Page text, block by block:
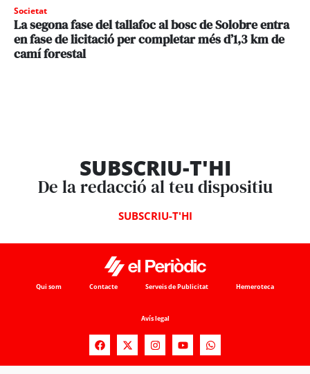
Societat
La segona fase del tallafoc al bosc de Solobre entra
en fase de licitació per completar més d’1,3 km de
camí forestal
SUBSCRIU-T'HI
De la redacció al teu dispositiu
SUBSCRIU-T'HI
Qui som Contacte Serveis de Publicitat Hemeroteca
Avís legal